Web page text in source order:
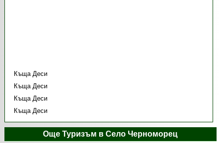
Къща Деси
Къща Деси
Къща Деси
Къща Деси
Още Туризъм в Село Черноморец